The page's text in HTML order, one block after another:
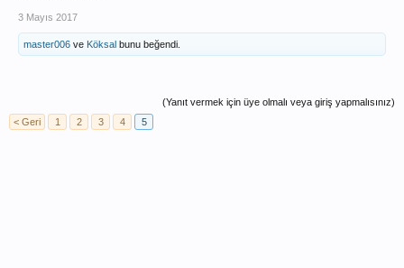
3 Mayıs 2017
master006 ve Köksal bunu beğendi.
(Yanıt vermek için üye olmalı veya giriş yapmalısınız)
< Geri
1 2 3 4 5